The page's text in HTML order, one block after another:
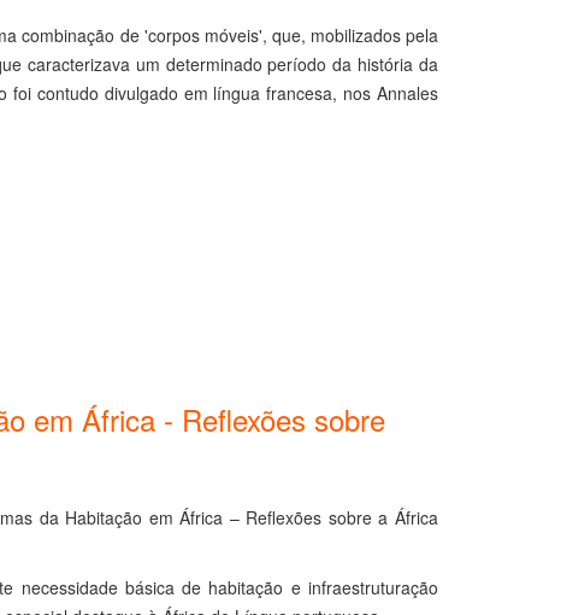
combinação de 'corpos móveis', que, mobilizados pela
caracterizava um determinado período da história da
contudo divulgado em língua francesa, nos Annales
em África - Reflexões sobre
da Habitação em África – Reflexões sobre a África
necessidade básica de habitação e infraestruturação